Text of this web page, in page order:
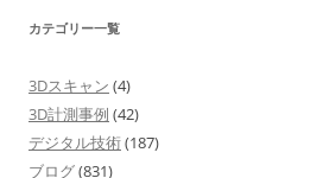
カテゴリー一覧
3Dスキャン (4)
3D計測事例 (42)
デジタル技術(187)
ブログ(831)